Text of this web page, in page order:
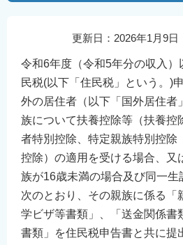
更新日：2026年1月9日
令和6年度（令和5年分の収入
民税(以下「住民税」という。)
外の居住者（以下「国外居住者
族について扶養控除等（扶養控
者特別控除、特定親族特別控除
控除）の適用を受ける場合、又
族が16歳未満の場合及び同一生
次のとおり、その親族に係る「
学ビザ等書類」、「送金関係書
書類」を住民税申告書と共に提